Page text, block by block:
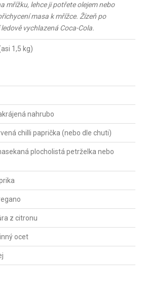
mřížku, lehce ji potřete olejem nebo
masa k mřížce. Žízeň po
vychlazená Coca-Cola.
1,5 kg)
nahrubo
chilli paprička (nebo dle chuti)
plocholistá petrželka nebo
z citronu
ocet